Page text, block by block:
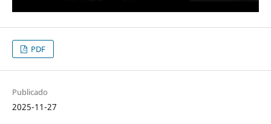
PDF
Publicado
2025-11-27